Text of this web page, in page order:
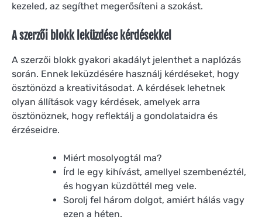
kezeled, az segíthet megerősíteni a szokást.
A szerzői blokk leküzdése kérdésekkel
A szerzői blokk gyakori akadályt jelenthet a naplózás
során. Ennek leküzdésére használj kérdéseket, hogy
ösztönözd a kreativitásodat. A kérdések lehetnek
olyan állítások vagy kérdések, amelyek arra
ösztönöznek, hogy reflektálj a gondolataidra és
érzéseidre.
Miért mosolyogtál ma?
Írd le egy kihívást, amellyel szembenéztél,
és hogyan küzdöttél meg vele.
Sorolj fel három dolgot, amiért hálás vagy
ezen a héten.